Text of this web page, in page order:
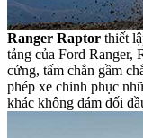
Ranger Raptor thiết
tảng của Ford Ranger,
cứng, tấm chắn gầm
phép xe chinh phục
khác không dám đối